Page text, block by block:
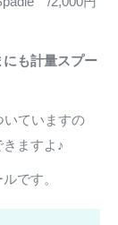
も計量スプー
いていますの
ますよ♪
です。